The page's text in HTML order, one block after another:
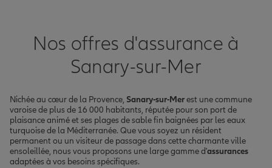
Nos offres d'assurance à
Sanary-sur-Mer
Nichée au cœur de la Provence, Sanary-sur-Merest une commune
varoise de plus de 16 000 habitants, réputée pour son port de
plaisance animé et ses plages de sable fin baignées par les eaux
turquoise de la Méditerranée. Que vous soyez un résident
permanent ou un visiteur de passage dans cette charmante ville
ensoleillée, nous vous proposons une large gamme d'assurances
adaptées à vos besoins spécifiques.